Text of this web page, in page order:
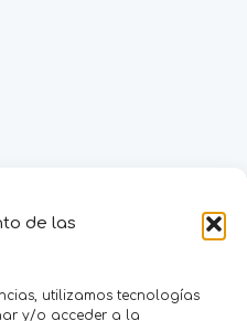
de las
utilizamos tecnologías
y/o acceder a la